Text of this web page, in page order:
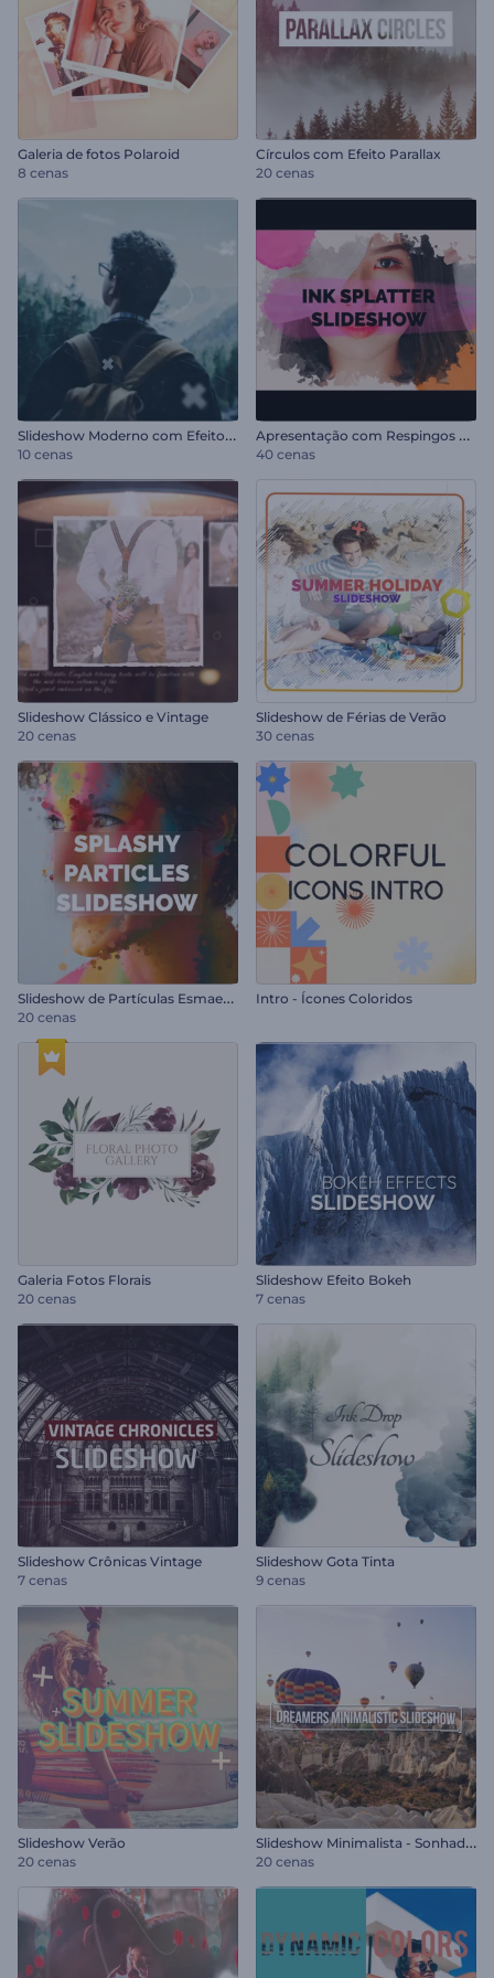
Galeria de fotos Polaroid
8 cenas
Círculos com Efeito Parallax
20 cenas
S
lideshow Moderno com Efeito Parallax
10 cenas
A
presentação com Respingos de Tinta
40 cenas
Slideshow Clássico e Vintage
20 cenas
Slideshow de Férias de Verão
30 cenas
S
lideshow de Partículas Esmaecentes
20 cenas
Intro - Ícones Coloridos
Galeria Fotos Florais
20 cenas
Slideshow Efeito Bokeh
7 cenas
Slideshow Crônicas Vintage
7 cenas
Slideshow Gota Tinta
9 cenas
Slideshow Verão
20 cenas
S
lideshow Minimalista - Sonhadores
20 cenas